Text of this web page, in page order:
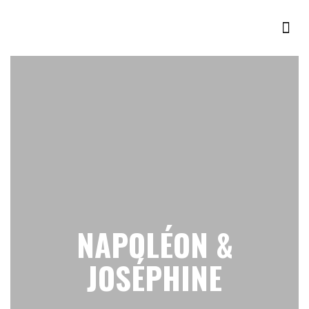
NAPOLÉON &
JOSÉPHINE